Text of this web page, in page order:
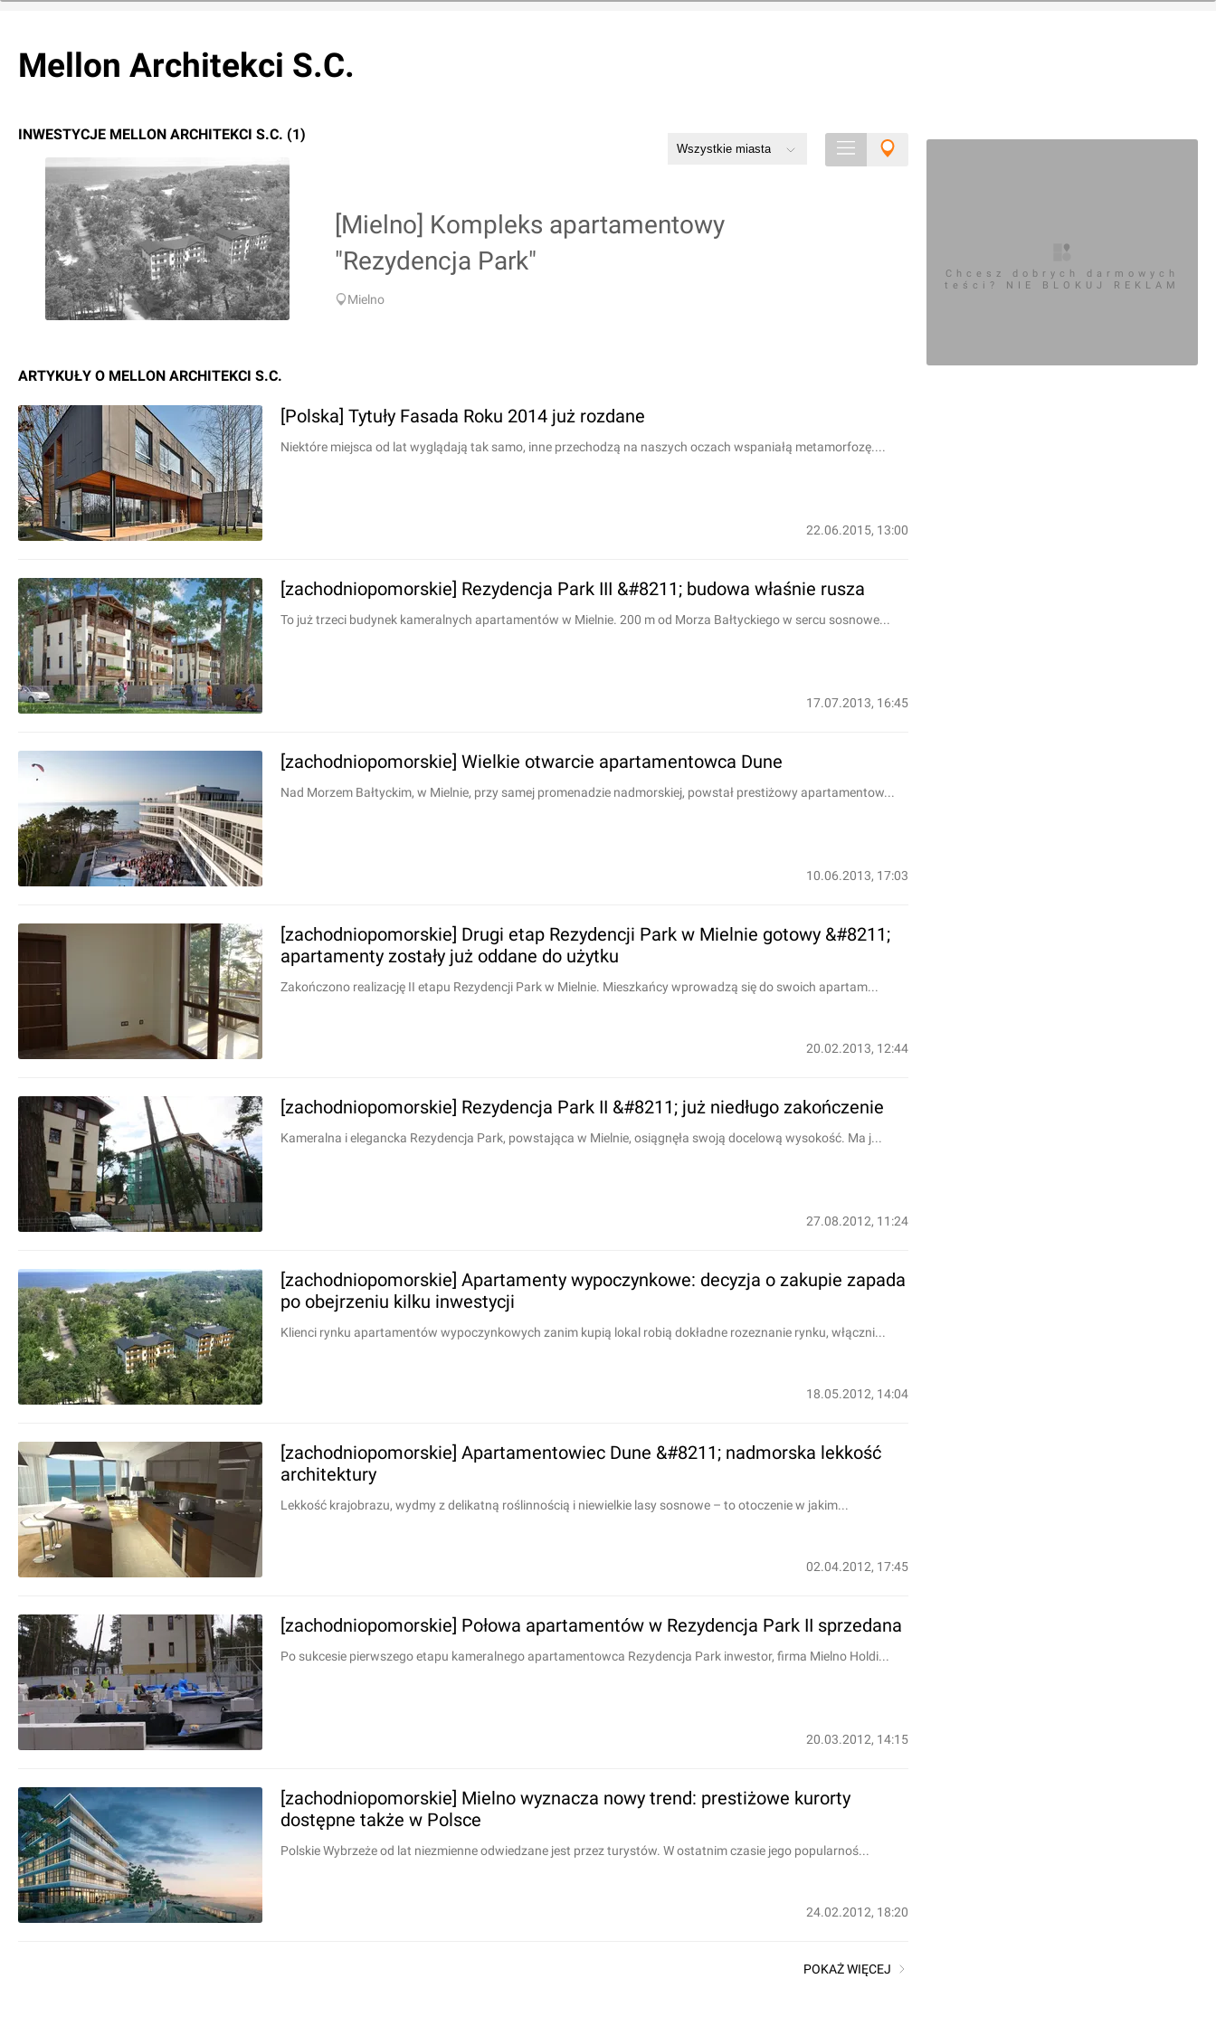
Mellon Architekci S.C.
INWESTYCJE MELLON ARCHITEKCI S.C. (1)
[Mielno] Kompleks apartamentowy
"Rezydencja Park"
Mielno
ARTYKUŁY O MELLON ARCHITEKCI S.C.
[Polska] Tytuły Fasada Roku 2014 już rozdane
Niektóre miejsca od lat wyglądają tak samo, inne przechodzą na naszych oczach wspaniałą metamorfozę....
22.06.2015, 13:00
[zachodniopomorskie] Rezydencja Park III &#8211; budowa właśnie rusza
To już trzeci budynek kameralnych apartamentów w Mielnie. 200 m od Morza Bałtyckiego w sercu sosnowe...
17.07.2013, 16:45
[zachodniopomorskie] Wielkie otwarcie apartamentowca Dune
Nad Morzem Bałtyckim, w Mielnie, przy samej promenadzie nadmorskiej, powstał prestiżowy apartamentow...
10.06.2013, 17:03
[zachodniopomorskie] Drugi etap Rezydencji Park w Mielnie gotowy &#8211;
apartamenty zostały już oddane do użytku
Zakończono realizację II etapu Rezydencji Park w Mielnie. Mieszkańcy wprowadzą się do swoich apartam...
20.02.2013, 12:44
[zachodniopomorskie] Rezydencja Park II &#8211; już niedługo zakończenie
Kameralna i elegancka Rezydencja Park, powstająca w Mielnie, osiągnęła swoją docelową wysokość. Ma j...
27.08.2012, 11:24
[zachodniopomorskie] Apartamenty wypoczynkowe: decyzja o zakupie zapada
po obejrzeniu kilku inwestycji
Klienci rynku apartamentów wypoczynkowych zanim kupią lokal robią dokładne rozeznanie rynku, włączni...
18.05.2012, 14:04
[zachodniopomorskie] Apartamentowiec Dune &#8211; nadmorska lekkość
architektury
Lekkość krajobrazu, wydmy z delikatną roślinnością i niewielkie lasy sosnowe – to otoczenie w jakim...
02.04.2012, 17:45
[zachodniopomorskie] Połowa apartamentów w Rezydencja Park II sprzedana
Po sukcesie pierwszego etapu kameralnego apartamentowca Rezydencja Park inwestor, firma Mielno Holdi...
20.03.2012, 14:15
[zachodniopomorskie] Mielno wyznacza nowy trend: prestiżowe kurorty
dostępne także w Polsce
Polskie Wybrzeże od lat niezmienne odwiedzane jest przez turystów. W ostatnim czasie jego popularnoś...
24.02.2012, 18:20
POKAŻ WIĘCEJ
Chcesz dobrych darmowych
teści? NIE BLOKUJ REKLAM